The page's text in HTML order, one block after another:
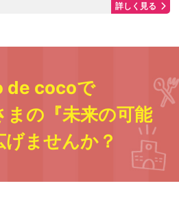
詳しく見る
de cocoで
まの『未来の可能
げませんか？